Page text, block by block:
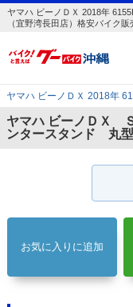
ヤマハ ビーノＤＸ 2018年
（宜野湾長田店）格安バイク
ヤマハ ビーノＤＸ 2018年
ヤマハ ビーノＤＸ
ンタースタンド 丸
お気に入りに追加